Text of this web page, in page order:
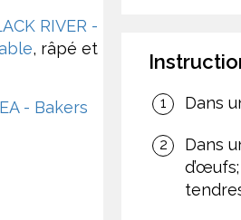
Dans
Dans
RIVER -
, râpé et
- Bakers